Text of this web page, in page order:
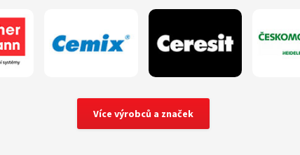
Více výrobců a značek